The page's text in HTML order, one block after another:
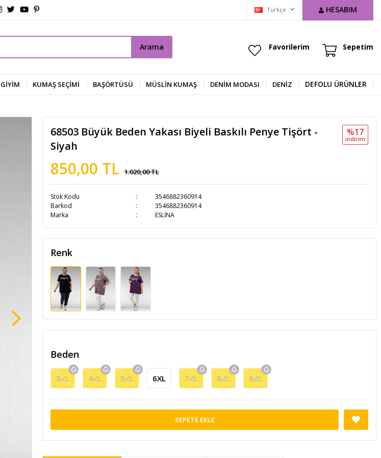
Türkçe HESABIM
Arama Favorilerim Sepetim
GİYİM KUMAŞ SEÇİMİ BAŞÖRTÜSÜ MÜSLİN KUMAŞ DENIM MODASI DENİZ DEFOLU ÜRÜNLER
68503 Büyük Beden Yakası Biyeli Baskılı Penye Tişört -
Siyah
850,00 TL 1.020,00 TL
%17
i̇ndi̇ri̇m
Stok Kodu
3546882360914
Barkod
3546882360914
Marka
ESLİNA
Renk
Beden
3XL 4XL 5XL 6XL 7XL 8XL 9XL
SEPETE EKLE